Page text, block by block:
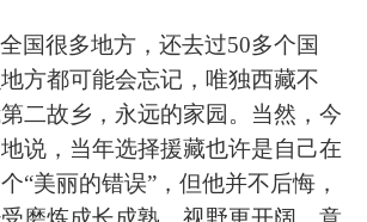
国很多地方，还去过50多个国
方都可能会忘记，唯独西藏不
二故乡，永远的家园。当然，今
说，当年选择援藏也许是自己在
“美丽的错误”，但他并不后悔，